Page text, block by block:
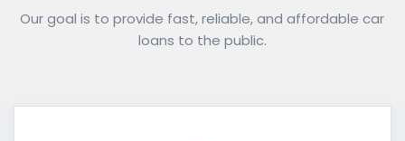
Our goal is to provide fast, reliable, and affordable car
loans to the public.